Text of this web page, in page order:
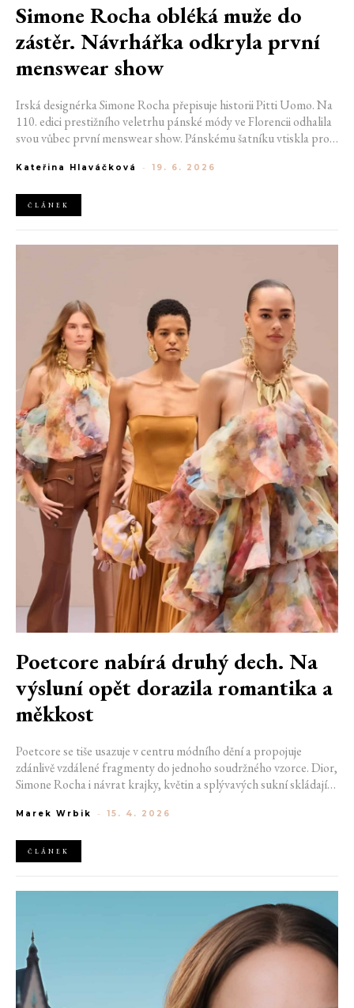
Simone Rocha obléká muže do
zástěr. Návrhářka odkryla první
menswear show
Irská designérka Simone Rocha přepisuje historii Pitti Uomo. Na
110. edici prestižního veletrhu pánské módy ve Florencii odhalila
svou vůbec první menswear show. Pánskému šatníku vtiskla pro
provázala s romantickými elementy a nechala modely po mole
Kateřina Hlaváčková - 19. 6. 2026
ČLÁNEK
Poetcore nabírá druhý dech. Na
výsluní opět dorazila romantika a
měkkost
Poetcore se tiše usazuje v centru módního dění a propojuje
zdánlivě vzdálené fragmenty do jednoho soudržného vzorce. Dior,
Simone Rocha i návrat krajky, květin a splývavých sukní skládají
vizuál filmu Bouřlivé výšiny, v němž se romantická krajina přelévá
pravidly. Poetcore nevědomky formuje to, jak uvažujeme o
tradiční kráse.
Marek Wrbik - 15. 4. 2026
ČLÁNEK